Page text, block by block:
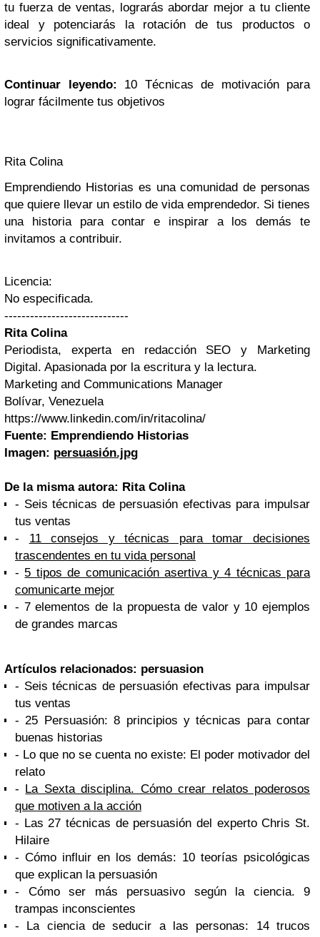
tu fuerza de ventas, lograrás abordar mejor a tu cliente
ideal y potenciarás la rotación de tus productos o
servicios significativamente.
Continuar leyendo: 10 Técnicas de motivación para
lograr fácilmente tus objetivos
Rita Colina
Emprendiendo Historias es una comunidad de personas
que quiere llevar un estilo de vida emprendedor. Si tienes
una historia para contar e inspirar a los demás te
invitamos a contribuir.
Licencia:
No especificada.
-----------------------------
Rita Colina
Periodista, experta en redacción SEO y Marketing
Digital. Apasionada por la escritura y la lectura.
Marketing and Communications Manager
Bolívar, Venezuela
https://www.linkedin.com/in/ritacolina/
Fuente: Emprendiendo Historias
Imagen: persuasión.jpg
De la misma autora: Rita Colina
- Seis técnicas de persuasión efectivas para impulsar
tus ventas
- 11 consejos y técnicas para tomar decisiones
trascendentes en tu vida personal
- 5 tipos de comunicación asertiva y 4 técnicas para
comunicarte mejor
- 7 elementos de la propuesta de valor y 10 ejemplos
de grandes marcas
Artículos relacionados: persuasion
- Seis técnicas de persuasión efectivas para impulsar
tus ventas
-25 Persuasión: 8 principios y técnicas para contar
buenas historias
- Lo que no se cuenta no existe: El poder motivador del
relato
-
La Sexta disciplina. Cómo crear relatos poderosos
que motiven a la acción
- Las 27 técnicas de persuasión del experto Chris St.
Hilaire
- Cómo influir en los demás: 10 teorías psicológicas
que explican la persuasión
- Cómo ser más persuasivo según la ciencia. 9
trampas inconscientes
- La ciencia de seducir a las personas: 14 trucos